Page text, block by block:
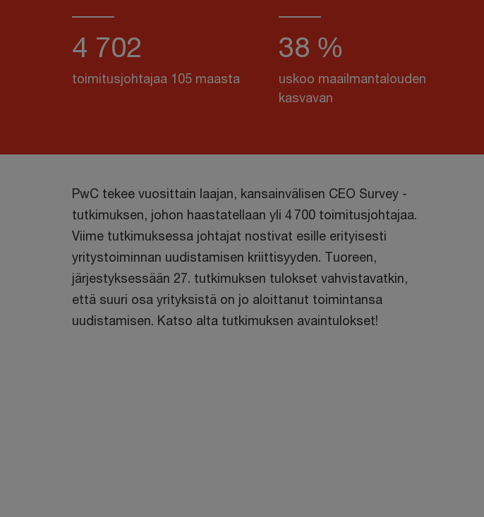
4 702
toimitusjohtajaa 105 maasta
38 %
uskoo maailmantalouden
kasvavan
PwC tekee vuosittain laajan, kansainvälisen CEO Survey -
tutkimuksen, johon haastatellaan yli 4 700 toimitusjohtajaa.
Viime tutkimuksessa johtajat nostivat esille erityisesti
yritystoiminnan uudistamisen kriittisyyden. Tuoreen,
järjestyksessään 27. tutkimuksen tulokset vahvistavatkin,
että suuri osa yrityksistä on jo aloittanut toimintansa
uudistamisen. Katso alta tutkimuksen avaintulokset!